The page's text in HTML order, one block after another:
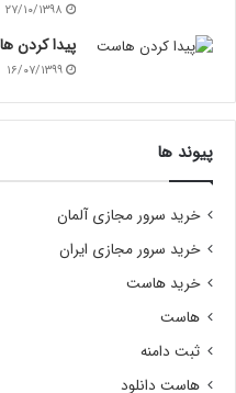
۲۷/۱۰/۱۳۹۸
پیدا
۱۶/۰۷/۱۳۹۹
پیوند ها
خرید سرور مجازی آلمان
خرید سرور مجازی ایران
خرید هاست
هاست
ثبت دامنه
هاست دانلود